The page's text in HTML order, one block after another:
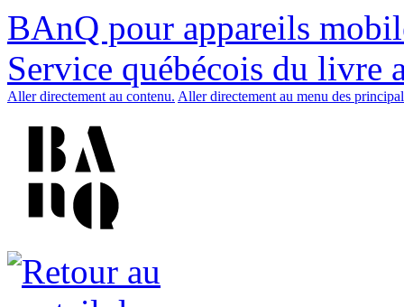
BAnQ pour appareils
Service québécois du livre
Aller directement au contenu. Aller directement au menu des